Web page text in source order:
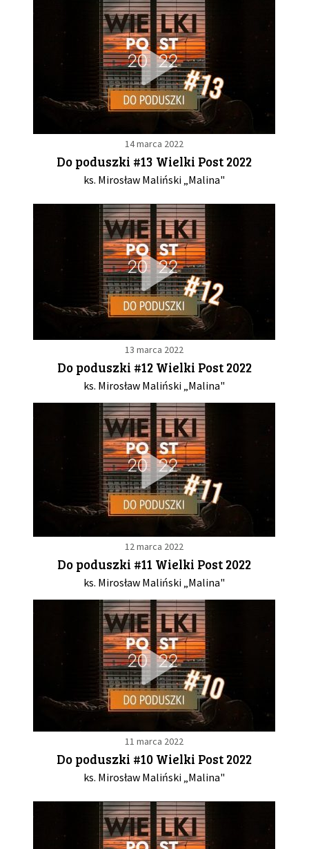
14 marca 2022
Do poduszki #13 Wielki Post 2022
ks. Mirosław Maliński „Malina"
13 marca 2022
Do poduszki #12 Wielki Post 2022
ks. Mirosław Maliński „Malina"
12 marca 2022
Do poduszki #11 Wielki Post 2022
ks. Mirosław Maliński „Malina"
11 marca 2022
Do poduszki #10 Wielki Post 2022
ks. Mirosław Maliński „Malina"